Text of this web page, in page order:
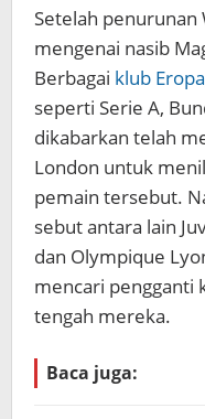
Setelah penurunan
mengenai nasib
Berbagai klub Eropa
seperti Serie A,
dikabarkan telah
London untuk
pemain tersebut.
sebut antara lain
dan Olympique
mencari
tengah mereka.
Baca juga: